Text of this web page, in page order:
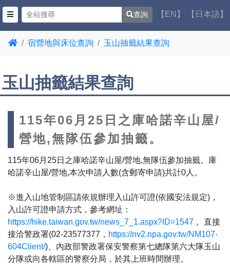
查詢 【EN】 【日本語】
宿營地與床位查詢 玉山抽籤結果查詢
玉山抽籤結果查詢
115年06月25日之庫哈諾辛山屋/
營地,無隊伍參加抽籤。
115年06月25日之庫哈諾辛山屋/營地,無隊伍參加抽籤。庫
哈諾辛山屋/營地,本次申請人數(含郵寄申請)共計0人。
※進入山地管制區請依規辦理入山許可證(依國安法規定)，
入山許可證申請方式，參考網址：
https://hike.taiwan.gov.tw/news_7_1.aspx?ID=1547 。直接
接洽警政署(02-23577377， https://nv2.npa.gov.tw/NM107-
604Client/)、內政部警政署保安警察第七總隊第六大隊玉山
分隊或向各轄區的警察分局，於其上班時間辦理。